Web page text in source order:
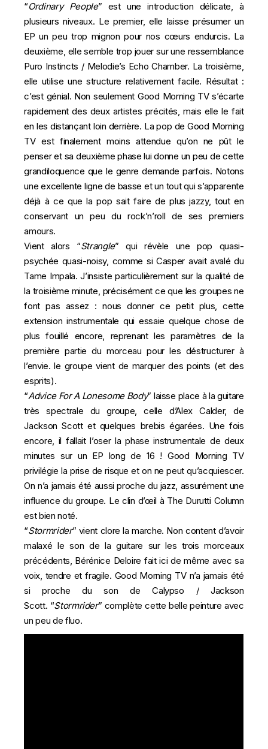
“Ordinary People” est une introduction délicate, à
plusieurs niveaux. Le premier, elle laisse présumer un
EP un peu trop mignon pour nos cœurs endurcis. La
deuxième, elle semble trop jouer sur une ressemblance
Puro Instincts / Melodie’s Echo Chamber. La troisième,
elle utilise une structure relativement facile. Résultat :
c’est génial. Non seulement Good Morning TV s’écarte
rapidement des deux artistes précités, mais elle le fait
en les distançant loin derrière. La pop de Good Morning
TV est finalement moins attendue qu’on ne pût le
penser et sa deuxième phase lui donne un peu de cette
grandiloquence que le genre demande parfois. Notons
une excellente ligne de basse et un tout qui s’apparente
déjà à ce que la pop sait faire de plus jazzy, tout en
conservant un peu du rock’n’roll de ses premiers
amours.
Vient alors “Strangle” qui révèle une pop quasi-
psychée quasi-noisy, comme si Casper avait avalé du
Tame Impala. J’insiste particulièrement sur la qualité de
la troisième minute, précisément ce que les groupes ne
font pas assez : nous donner ce petit plus, cette
extension instrumentale qui essaie quelque chose de
plus fouillé encore, reprenant les paramètres de la
première partie du morceau pour les déstructurer à
l’envie. le groupe vient de marquer des points (et des
esprits).
“Advice For A Lonesome Body” laisse place à la guitare
très spectrale du groupe, celle d’Alex Calder, de
Jackson Scott et quelques brebis égarées. Une fois
encore, il fallait l’oser la phase instrumentale de deux
minutes sur un EP long de 16 ! Good Morning TV
privilégie la prise de risque et on ne peut qu’acquiescer.
On n’a jamais été aussi proche du jazz, assurément une
influence du groupe. Le clin d’œil à The Durutti Column
est bien noté.
“Stormrider” vient clore la marche. Non content d’avoir
malaxé le son de la guitare sur les trois morceaux
précédents, Bérénice Deloire fait ici de même avec sa
voix, tendre et fragile. Good Morning TV n’a jamais été
si proche du son de Calypso / Jackson
Scott. “Stormrider” complète cette belle peinture avec
un peu de fluo.